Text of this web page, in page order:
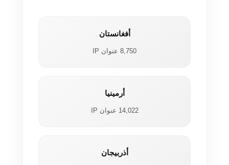
أفغانستان
8,750 عنوان IP
أرمينيا
14,022 عنوان IP
أذربيجان